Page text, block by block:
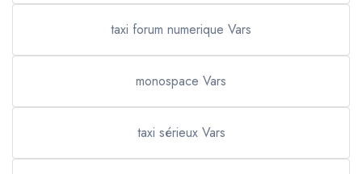
taxi forum numerique Vars
monospace Vars
taxi sérieux Vars